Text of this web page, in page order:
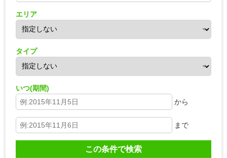
エリア
タイプ
いつ(期間)
から
まで